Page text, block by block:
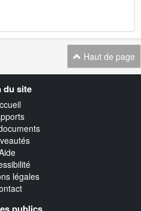
Haut de page
du site
légales